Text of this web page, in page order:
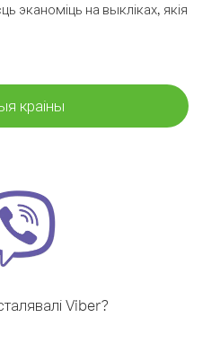
эканоміць на выкліках, якія
краіны
Viber?